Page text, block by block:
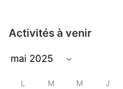
Activités à venir
L M M J